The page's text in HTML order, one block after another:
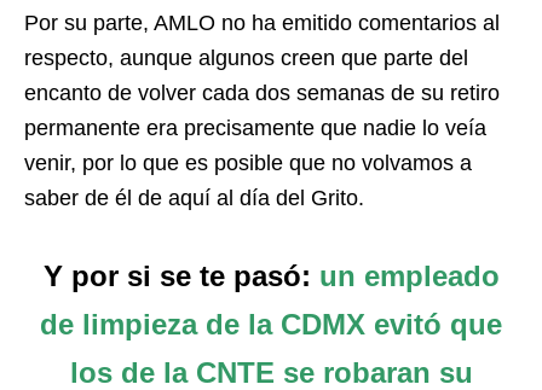
Por su parte, AMLO no ha emitido comentarios al
respecto, aunque algunos creen que parte del
encanto de volver cada dos semanas de su retiro
permanente era precisamente que nadie lo veía
venir, por lo que es posible que no volvamos a
saber de él de aquí al día del Grito.
Y por si se te pasó: un empleado
de limpieza de la CDMX evitó que
los de la CNTE se robaran su